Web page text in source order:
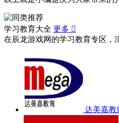
学习教育大全 更多 
在辰龙游戏网的学习教育专区，
达美嘉教